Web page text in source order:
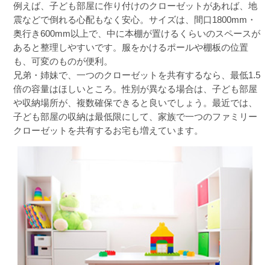
例えば、子ども部屋に作り付けのクローゼットがあれば、地
震などで倒れる心配もなく安心。サイズは、間口1800mm・
奥行き600mm以上で、中に本棚が置けるくらいのスペースが
あると整理しやすいです。服をかけるポールや棚板の位置
も、可変のものが便利。
兄弟・姉妹で、一つのクローゼットを共有するなら、最低1.5
倍の容量はほしいところ。性別が異なる場合は、子ども部屋
や収納場所が、複数確保できると良いでしょう。最近では、
子ども部屋の収納は最低限にして、家族で一つのファミリー
クローゼットを共有するお宅も増えています。